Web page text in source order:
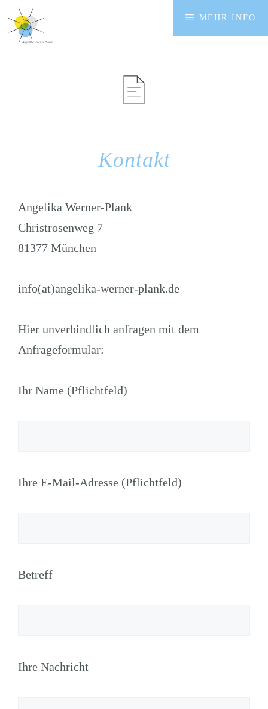
Zum
Inhalt
MEHR INFO
Kontakt
Angelika Werner-Plank
Christrosenweg 7
81377 München
info(at)angelika-werner-plank.de
Hier unverbindlich anfragen mit dem
Anfrageformular:
Ihr Name (Pflichtfeld)
Ihre E-Mail-Adresse (Pflichtfeld)
Betreff
Ihre Nachricht